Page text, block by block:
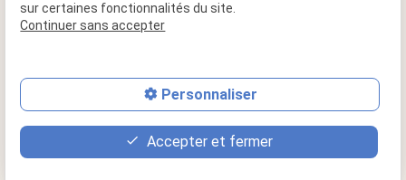
Siret : 49517956600015
Mentions légales
Politique de confidentialité
Gestion des cookies
sur certaines fonctionnalités du site.
Continuer sans accepter
Personnaliser
Accepter et fermer